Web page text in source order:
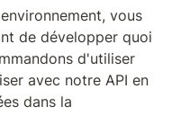
vous
de développer quoi
avec notre API en